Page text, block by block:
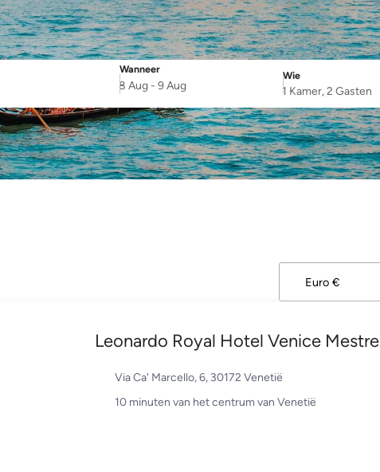
Wanneer
SelectDate
8 Aug- 9 Aug
Wie
Username
1 Kamer, 2 Gasten
Leonardo Royal Hotel Venice Mestre
Via Ca' Marcello, 6, 30172 Venetië
10 minuten van het centrum van Venetië